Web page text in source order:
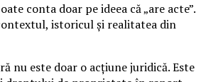
conta doar pe ideea că „are acte”.
istoricul și realitatea din
nu este doar o acțiune juridică. Este